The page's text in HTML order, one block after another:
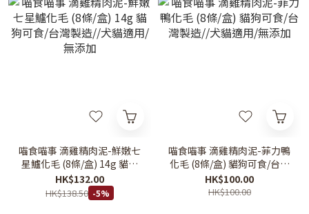
喵食喵事 滴雞精肉泥-鮮嫩七
星鱸化毛 (8條/盒) 14g 貓狗
可食/台灣製造//犬貓適用/無
添加
HK$132.00
HK$138.50 -5%
喵食喵事 滴雞精肉泥-菲力鴨
化毛 (8條/盒) 貓狗可食/台灣
製造//犬貓適用/無添加
HK$100.00
HK$100.00